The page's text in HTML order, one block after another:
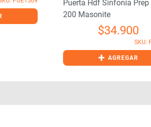
Puerta Hdf Sinfonia Prep
200 Masonite
34.900
SKU:
AGREGAR